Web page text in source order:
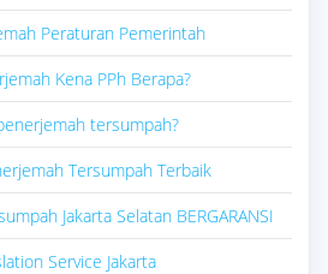
Peraturan Pemerintah
Kena PPh Berapa?
tersumpah?
Tersumpah Terbaik
Jakarta Selatan BERGARANSI
Service Jakarta